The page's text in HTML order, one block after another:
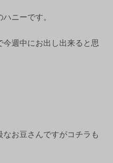
ニーです。
週中にお出し出来ると思
お豆さんですがコチラも